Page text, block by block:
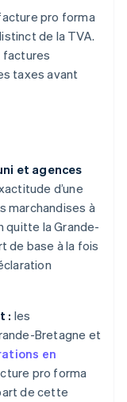
pro forma
de la TVA.
factures
taxes avant
et agences
d’une
marchandises à
quitte la Grande-
de base à la fois
: les
Bretagne et
en
pro forma
de cette